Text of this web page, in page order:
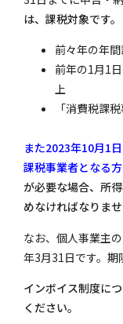
は、課税対象です。
前々年の年
前年の1月1
上
「消費税課
また2023年10月1
課税事業者となる
が必要な場合、所
めなければなりませ
なお、個人事業主
年3月31日です。期
インボイス制度に
ください。